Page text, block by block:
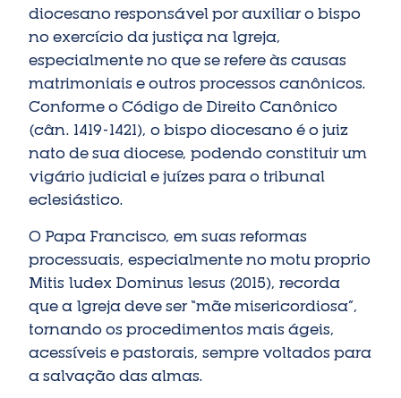
diocesano responsável por auxiliar o bispo
no exercício da justiça na Igreja,
especialmente no que se refere às causas
matrimoniais e outros processos canônicos.
Conforme o Código de Direito Canônico
(cân. 1419-1421), o bispo diocesano é o juiz
nato de sua diocese, podendo constituir um
vigário judicial e juízes para o tribunal
eclesiástico.
O Papa Francisco, em suas reformas
processuais, especialmente no motu proprio
Mitis Iudex Dominus Iesus (2015), recorda
que a Igreja deve ser “mãe misericordiosa”,
tornando os procedimentos mais ágeis,
acessíveis e pastorais, sempre voltados para
a salvação das almas.